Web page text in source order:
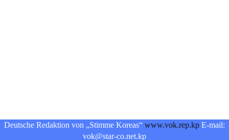
Deutsche Redaktion von „Stimme Koreas“ www.vok.rep.kp E-mail:
vok@star-co.net.kp